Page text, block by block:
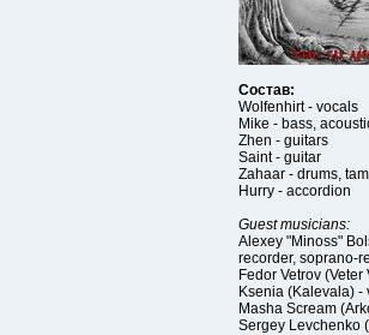
Состав:
Wolfenhirt - vocals
Mike - bass,
Zhen - guitars
Saint - guitar
Zahaar - drums,
Hurry - accordion
Guest musicians:
Alexey "Minoss"
recorder, soprano-
Fedor Vetrov (Veter
Ksenia (Kalevala) -
Masha Scream
Sergey Levchenko